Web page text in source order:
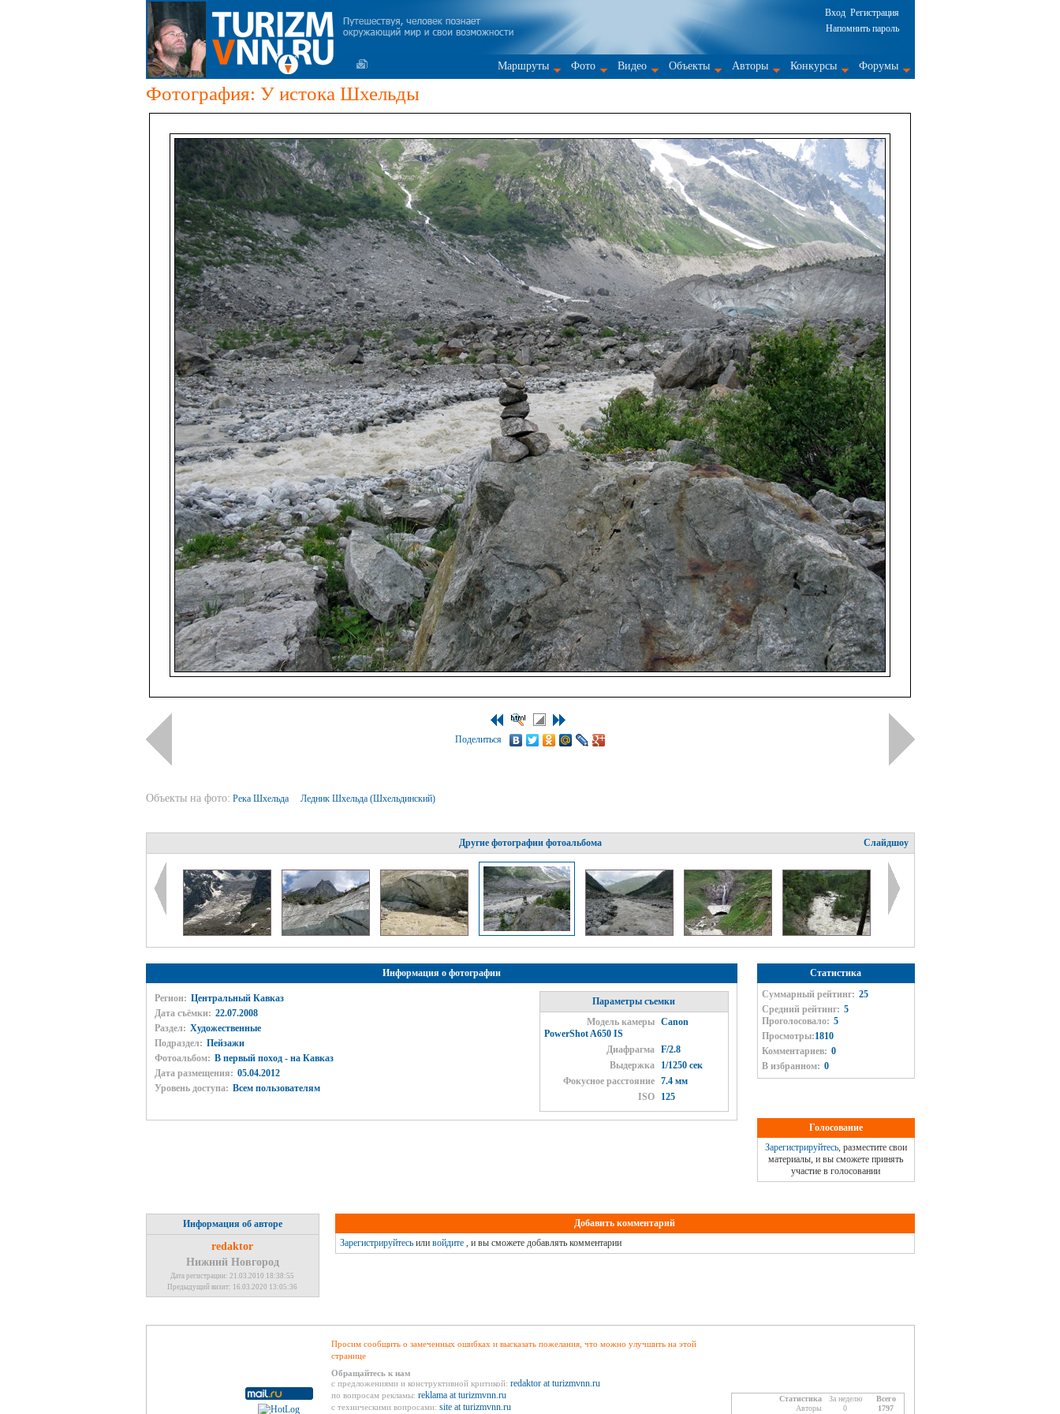
Вход Регистрация
Напомнить пароль
Маршруты Фото Видео Объекты Авторы Конкурсы Форумы
Фотография: У истока Шхельды
Поделиться
Объекты на фото: Река Шхельда Ледник Шхельда (Шхельдинский)
Другие фотографии фотоальбома Слайдшоу
Информация о фотографии
Регион: Центральный Кавказ
Дата съёмки: 22.07.2008
Раздел: Художественные
Подраздел: Пейзажи
Фотоальбом: В первый поход - на Кавказ
Дата размещения: 05.04.2012
Уровень доступа: Всем пользователям
Параметры съемки
Модель камеры
Canon
PowerShot A650 IS
Диафрагма
F/2.8
Выдержка
1/1250 сек
Фокусное расстояние
7.4 мм
ISO
125
Статистика
Суммарный рейтинг: 25
Средний рейтинг: 5
Проголосовало: 5
Просмотры:1810
Комментариев: 0
В избранном: 0
Голосование
Зарегистрируйтесь, разместите свои
материалы, и вы сможете принять
участие в голосовании
Информация об авторе
redaktor
Нижний Новгород
Дата регистрации: 21.03.2010 18:38:55
Предыдущий визит: 16.03.2020 13:05:36
Добавить комментарий
Зарегистрируйтесьили войдите, и вы сможете добавлять комментарии
Просим сообщить о замеченных ошибках и высказать пожелания, что можно улучшить на этой
странице
Обращайтесь к нам
с предложениями и конструктивной критикой: redaktor at turizmvnn.ru
по вопросам рекламы: reklama at turizmvnn.ru
с техническими вопросами: site at turizmvnn.ru
Статистика За неделю
Всего
Авторы
0
1797